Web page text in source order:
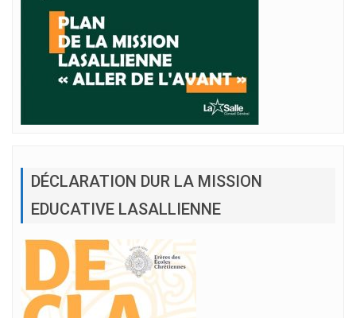
DÉCLARATION DUR LA MISSION
EDUCATIVE LASALLIENNE